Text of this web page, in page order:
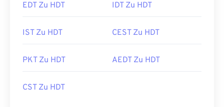
EDT Zu HDT IDT Zu HDT
IST Zu HDT CEST Zu HDT
PKT Zu HDT AEDT Zu HDT
CST Zu HDT